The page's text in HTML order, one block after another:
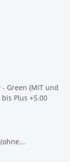
Green (MIT und
Plus +5.00